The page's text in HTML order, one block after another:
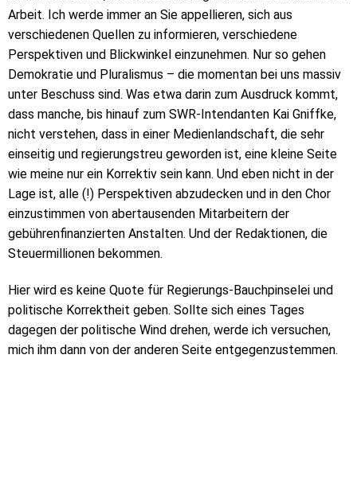
Arbeit. Ich werde immer an Sie appellieren, sich aus
verschiedenen Quellen zu informieren, verschiedene
Perspektiven und Blickwinkel einzunehmen. Nur so gehen
Demokratie und Pluralismus – die momentan bei uns massiv
unter Beschuss sind. Was etwa darin zum Ausdruck kommt,
dass manche, bis hinauf zum SWR-Intendanten Kai Gniffke,
nicht verstehen, dass in einer Medienlandschaft, die sehr
einseitig und regierungstreu geworden ist, eine kleine Seite
wie meine nur ein Korrektiv sein kann. Und eben nicht in der
Lage ist, alle (!) Perspektiven abzudecken und in den Chor
einzustimmen von abertausenden Mitarbeitern der
gebührenfinanzierten Anstalten. Und der Redaktionen, die
Steuermillionen bekommen.
Hier wird es keine Quote für Regierungs-Bauchpinselei und
politische Korrektheit geben. Sollte sich eines Tages
dagegen der politische Wind drehen, werde ich versuchen,
mich ihm dann von der anderen Seite entgegenzustemmen.